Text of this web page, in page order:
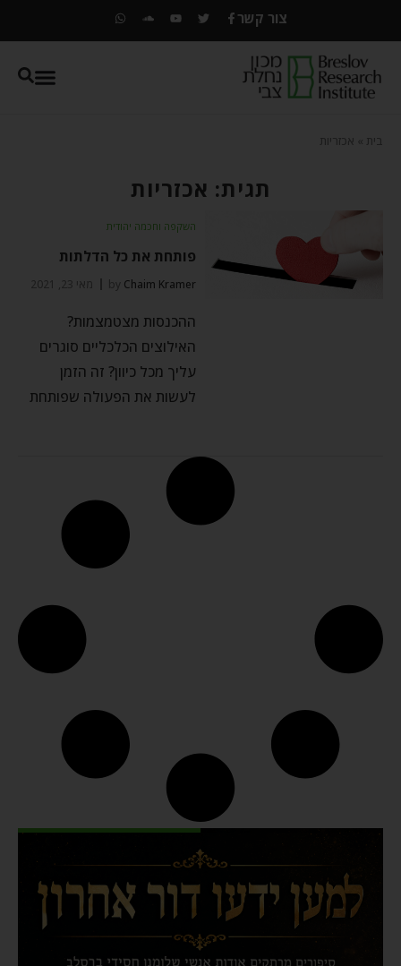
צור קשר
בית אכזריות
תגית: אכזריות
השקפה וחכמה יהודית
פותחת את כל הדלתות
by Chaim Kramer מאי 23, 2021
ההכנסות מצטמצמות?
האילוצים הכלכליים סוגרים
עליך מכל כיוון? זה הזמן
לעשות את הפעולה שפותחת